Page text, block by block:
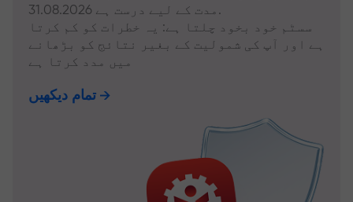
مدت کے لیے درست ہے 31.08.2026.
سسٹم خود بخود چلتا ہے: یہ خطرات کو کم کرتا
ہے اور آپ کی شمولیت کے بغیر نتائج کو بڑھانے
میں مدد کرتا ہے
تمام دیکھیں